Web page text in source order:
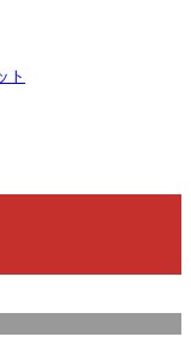
ト